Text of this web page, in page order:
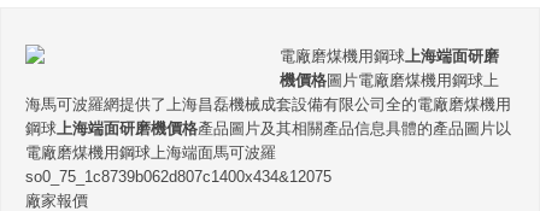
電廠磨煤機用鋼球上海端面研磨
機價格圖片電廠磨煤機用鋼球上
海馬可波羅網提供了上海昌磊機械成套設備有限公司全的電廠磨煤機用
鋼球上海端面研磨機價格產品圖片及其相關產品信息具體的產品圖片以
電廠磨煤機用鋼球上海端面馬可波羅
so0_75_1c8739b062d807c1400x434&12075
廠家報價